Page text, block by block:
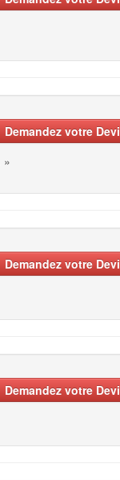
Demandez votre
»
Demandez votre
Demandez votre